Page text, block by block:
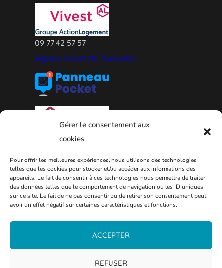
Gérer le consentement aux
cookies
Pour offrir les meilleures expériences, nous utilisons des technologies
telles que les cookies pour stocker et/ou accéder aux informations des
appareils. Le fait de consentir à ces technologies nous permettra de traiter
des données telles que le comportement de navigation ou les ID uniques
sur ce site. Le fait de ne pas consentir ou de retirer son consentement peut
avoir un effet négatif sur certaines caractéristiques et fonctions.
ACCEPTER
REFUSER
09 77 42 57 57
Agence Vivest de Thionville
PLAN DE LA VILLE